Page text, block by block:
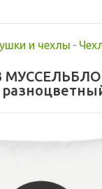
и чехлы -